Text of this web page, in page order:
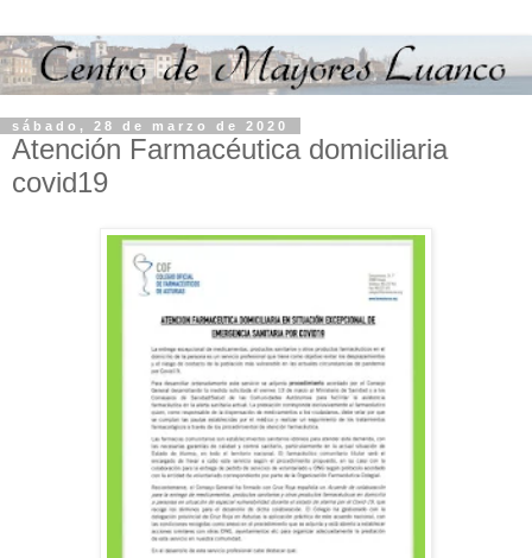
sábado, 28 de marzo de 2020
Atención Farmacéutica domiciliaria
covid19